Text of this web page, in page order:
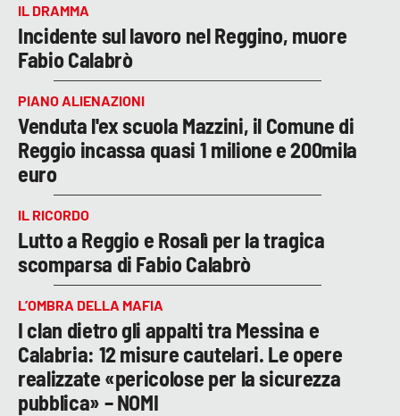
IL DRAMMA
Incidente sul lavoro nel Reggino, muore
Fabio Calabrò
PIANO ALIENAZIONI
Venduta l'ex scuola Mazzini, il Comune di
Reggio incassa quasi 1 milione e 200mila
euro
IL RICORDO
Lutto a Reggio e Rosalì per la tragica
scomparsa di Fabio Calabrò
L’OMBRA DELLA MAFIA
I clan dietro gli appalti tra Messina e
Calabria: 12 misure cautelari. Le opere
realizzate «pericolose per la sicurezza
pubblica» – NOMI